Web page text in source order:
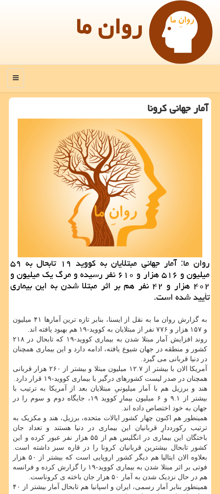
روان ما
منو
آمار جهانی كرونا
روان ما: آمار جهانیِ مبتلایان به كووید ۱۹ تابحال به ۵۹
میلیون و ۵۱۶ هزار و ۶۱۰ نفر رسیده و مرگ یك میلیون و
۴۰۲ هزار و ۴۲ نفر هم بر اثر مبتلا شدن به این بیماری
تأیید شده است.
به گزارش روان ما به نقل از ایسنا، بنابر تازه ترین آمارها ۴۱ میلیون
و ۱۵۷ هزار و ۷۷۶ نفر از مبتلایان به کووید-۱۹ هم بهبود یافته اند.
روند افزایش آمار مبتلا شدن به بیماری کووید-۱۹ که تابحال در ۲۱۸
کشور و منطقه در جهان شیوع یافته، ادامه دارد و این بیماری همچنان
در دنیا قربانی می گیرد.
آمریکا الان با بیشتر از ۱۲.۷ میلیون مبتلا و بیشتر از ۲۶۰ هزار قربانی
همچنان در صدر لیست کشورهای درگیر با بیماری کووید-۱۹ قرار دارد.
هند و برزیل هم با آمار میلیونیِ مبتلایان بعد از آمریکا به ترتیب با
بیشتر از ۹.۱ و ۶ میلیون بیمارِ کووید ۱۹، جایگاه دوم و سوم را در
جهان به خود اختصاص داده اند.
همینطور هم اکنون چهار کشور ایالات متحده، برزیل، هند و مکزیک به
ترتیب رکورددارِ قربانیان این بیماری در دنیا هستند و تعداد جان
باختگان این بیماری در انگلیس هم از ۵۵ هزار نفر عبور کرده و این
کشور تابحال بیشترین قربانیان کرونا را در قاره سبز داشته است.
بعلاوه الان ایتالیا هم دیگر کشور اروپایی است که بیشتر از ۵۰ هزار
فوتی بر اثر مبتلا شدن به بیماری کووید-۱۹ را گزارش کرده و فرانسه
هم در حال نزدیک شدن به آمار ۵۰ هزار جان باخته ی کروناست.
همینطور بنابر آمار رسمی، ایران و اسپانیا هم تابحال آمار بیشتر از ۴۰